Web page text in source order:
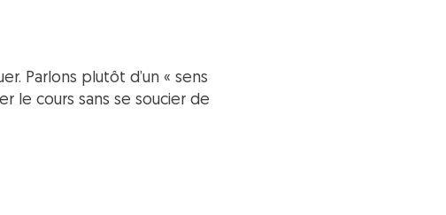
Parlons plutôt d’un « sens
le cours sans se soucier de